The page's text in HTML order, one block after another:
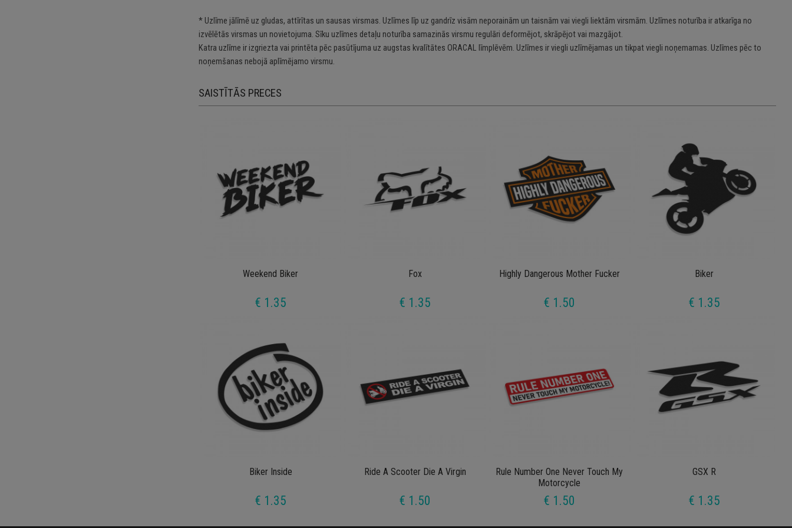
* Uzlīme jālīmē uz gludas, attīrītas un sausas virsmas. Uzlīmes līp uz gandrīz visām neporainām un taisnām vai viegli liektām virsmām. Uzlīmes noturība ir atkarīga no
izvēlētās virsmas un novietojuma. Sīku uzlīmes detaļu noturība samazinās virsmu regulāri deformējot, skrāpējot vai mazgājot.
Katra uzlīme ir izgriezta vai printēta pēc pasūtījuma uz augstas kvalītātes ORACAL līmplēvēm. Uzlīmes ir viegli uzlīmējamas un tikpat viegli noņemamas. Uzlīmes pēc to
noņemšanas nebojā aplīmējamo virsmu.
SAISTĪTĀS PRECES
Weekend Biker
€ 1.35
Fox
€ 1.35
Highly Dangerous Mother Fucker
€ 1.50
Biker
€ 1.35
Biker Inside
€ 1.35
Ride A Scooter Die A Virgin
€ 1.50
Rule Number One Never Touch My
Motorcycle
€ 1.50
GSX R
€ 1.35